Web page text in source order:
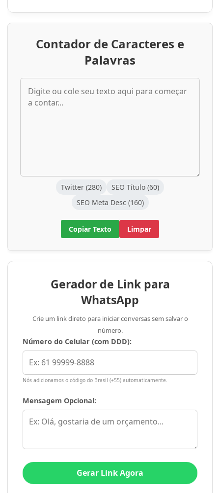
Contador de Caracteres e
Palavras
Twitter (280)
SEO Título (60)
SEO Meta Desc (160)
Copiar Texto Limpar
Gerador de Link para
WhatsApp
Crie um link direto para iniciar conversas sem salvar o
número.
Número do Celular (com DDD):
Nós adicionamos o código do Brasil (+55) automaticamente.
Mensagem Opcional:
Gerar Link Agora